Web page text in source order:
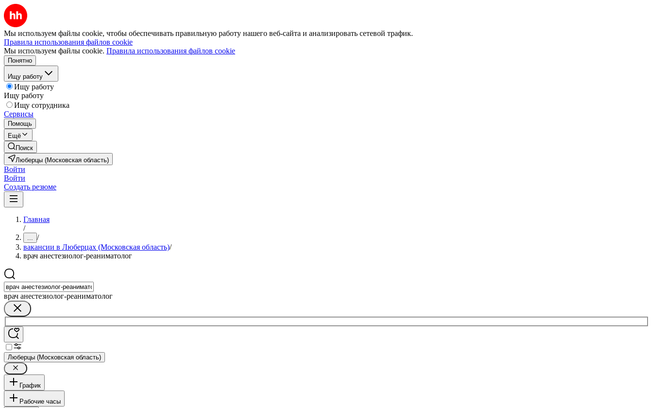
Мы используем файлы cookie, чтобы обеспечивать правильную работу нашего веб-сайта и анализировать сетевой трафик.
Правила использования файлов cookie
Мы используем файлы cookie. Правила использования файлов cookie
Понятно
Ищу работу
Ищу работу
Ищу работу
Ищу сотрудника
Сервисы
Помощь
Ещё
Поиск
Люберцы (Московская область)
Войти
Войти
Создать резюме
Главная
/
... /
вакансии в Люберцах (Московская область)/
врач анестезиолог-реаниматолог
врач анестезиолог-реаниматолог
Люберцы (Московская область)
График
Рабочие часы